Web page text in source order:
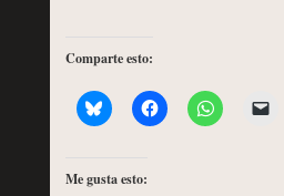
Comparte esto:
Me gusta esto: